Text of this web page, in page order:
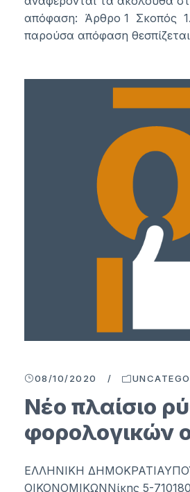
απόφαση: Άρθρο 1 Σκοπός
παρούσα απόφαση
08/10/2020 /
Νέο πλαίσιο
φορολογικών
ΕΛΛΗΝΙΚΗ
ΟΙΚΟΝΟΜΙΚΩΝΝίκης 5-